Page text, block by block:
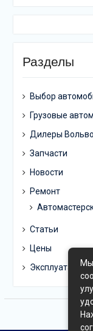
Разделы
Выбор
Грузовые
Дилеры Вольво
Запчасти
Новости
Ремонт
Статьи
Цены
Эксплуатация